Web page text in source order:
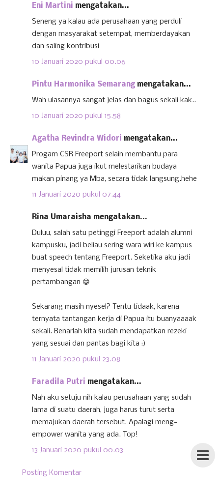
Eni Martini mengatakan...
Seneng ya kalau ada perusahaan yang perduli
dengan masyarakat setempat, memberdayakan
dan saling kontribusi
10 Januari 2020 pukul 00.06
Pintu Harmonika Semarang mengatakan...
Wah ulasannya sangat jelas dan bagus sekali kak..
10 Januari 2020 pukul 15.58
Agatha Revindra Widori mengatakan...
Progam CSR Freeport selain membantu para
wanita Papua juga ikut melestarikan budaya
makan pinang ya Mba, secara tidak langsung.hehe
11 Januari 2020 pukul 07.44
Rina Umaraisha mengatakan...
Duluu, salah satu petinggi Freeport adalah alumni
kampusku, jadi beliau sering wara wiri ke kampus
buat speech tentang Freeport. Seketika aku jadi
menyesal tidak memilih jurusan teknik
pertambangan 😁
Sekarang masih nyesel? Tentu tidaak, karena
ternyata tantangan kerja di Papua itu buanyaaaak
sekali. Benarlah kita sudah mendapatkan rezeki
yang sesuai dan pantas bagi kita :)
11 Januari 2020 pukul 23.08
Faradila Putri mengatakan...
Nah aku setuju nih kalau perusahaan yang sudah
lama di suatu daerah, juga harus turut serta
memajukan daerah tersebut. Apalagi meng-
empower wanita yang ada. Top!
13 Januari 2020 pukul 00.03
Posting Komentar